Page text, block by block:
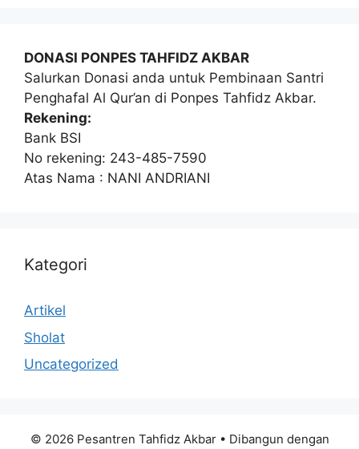
DONASI PONPES TAHFIDZ AKBAR
Salurkan Donasi anda untuk Pembinaan Santri
Penghafal Al Qur’an di Ponpes Tahfidz Akbar.
Rekening:
Bank BSI
No rekening: 243-485-7590
Atas Nama : NANI ANDRIANI
Kategori
Artikel
Sholat
Uncategorized
© 2026 Pesantren Tahfidz Akbar• Dibangun dengan